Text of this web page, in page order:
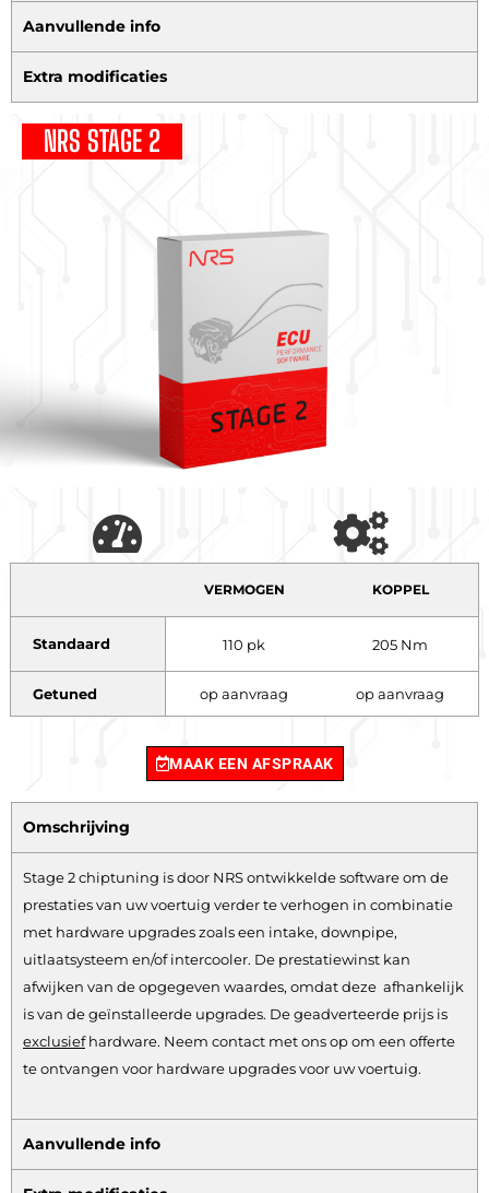
Aanvullende info
Extra modificaties
NRS STAGE 2
VERMOGEN KOPPEL
Standaard 110 pk 205 Nm
Getuned op aanvraag op aanvraag
MAAK EEN AFSPRAAK
Omschrijving
Stage 2 chiptuning is door NRS ontwikkelde software om de
prestaties van uw voertuig verder te verhogen in combinatie
met hardware upgrades zoals een intake, downpipe,
uitlaatsysteem en/of intercooler. De prestatiewinst kan
afwijken van de opgegeven waardes, omdat deze afhankelijk
is van de geïnstalleerde upgrades. De geadverteerde prijs is
exclusiefhardware. Neem contact met ons op om een offerte
te ontvangen voor hardware upgrades voor uw voertuig.
Aanvullende info